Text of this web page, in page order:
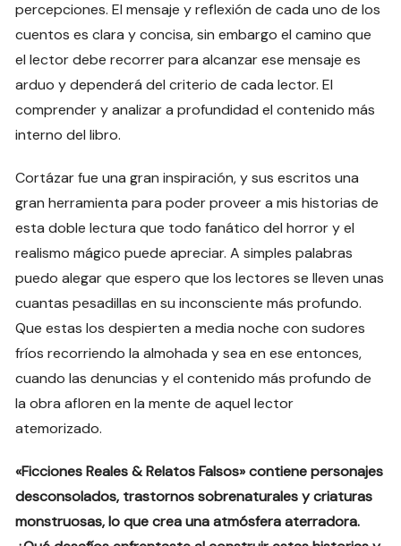
percepciones. El mensaje y reflexión de cada uno de los
cuentos es clara y concisa, sin embargo el camino que
el lector debe recorrer para alcanzar ese mensaje es
arduo y dependerá del criterio de cada lector. El
comprender y analizar a profundidad el contenido más
interno del libro.
Cortázar fue una gran inspiración, y sus escritos una
gran herramienta para poder proveer a mis historias de
esta doble lectura que todo fanático del horror y el
realismo mágico puede apreciar. A simples palabras
puedo alegar que espero que los lectores se lleven unas
cuantas pesadillas en su inconsciente más profundo.
Que estas los despierten a media noche con sudores
fríos recorriendo la almohada y sea en ese entonces,
cuando las denuncias y el contenido más profundo de
la obra afloren en la mente de aquel lector
atemorizado.
«Ficciones Reales & Relatos Falsos» contiene personajes
desconsolados, trastornos sobrenaturales y criaturas
monstruosas, lo que crea una atmósfera aterradora.